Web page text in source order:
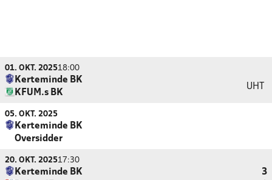
01. OKT. 202518:00
Kerteminde BK
KFUM.s BK
UHT
05. OKT. 2025
Kerteminde BK
Oversidder
20. OKT. 202517:30
Kerteminde BK
3